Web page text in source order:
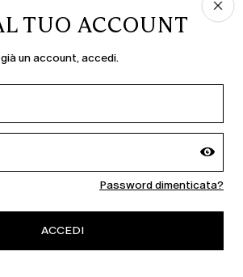
TUO ACCOUNT
un account, accedi.
Password dimenticata?
ACCEDI